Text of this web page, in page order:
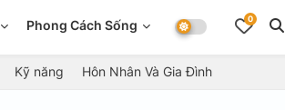
Phong Cách Sống 0
Kỹ năng Hôn Nhân Và Gia Đình